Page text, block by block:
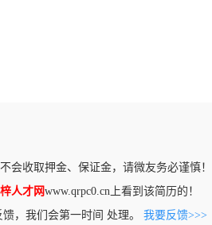
会收取押金、保证金，请微友务必谨慎！
人才网www.qrpc0.cn上看到该简历的！
，我们会第一时间 处理。 我要反馈>>>